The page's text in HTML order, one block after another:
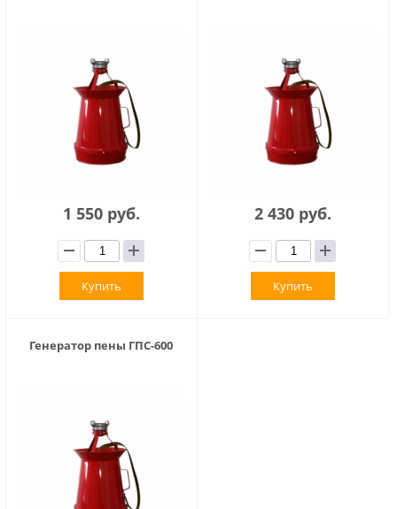
1 550 руб.
Купить
2 430 руб.
Купить
Генератор пены ГПС-600